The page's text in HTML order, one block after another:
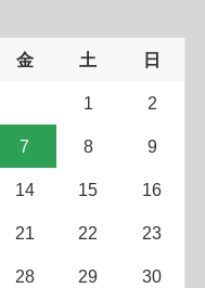
金 土 日
1 2
7 8 9
14 15 16
21 22 23
28 29 30